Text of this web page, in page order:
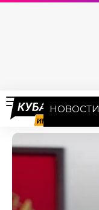
НОВОСТИ